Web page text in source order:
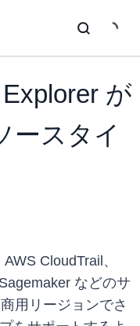
が
ースタイ
CloudTrail、
などのサ
用リージョンでさ